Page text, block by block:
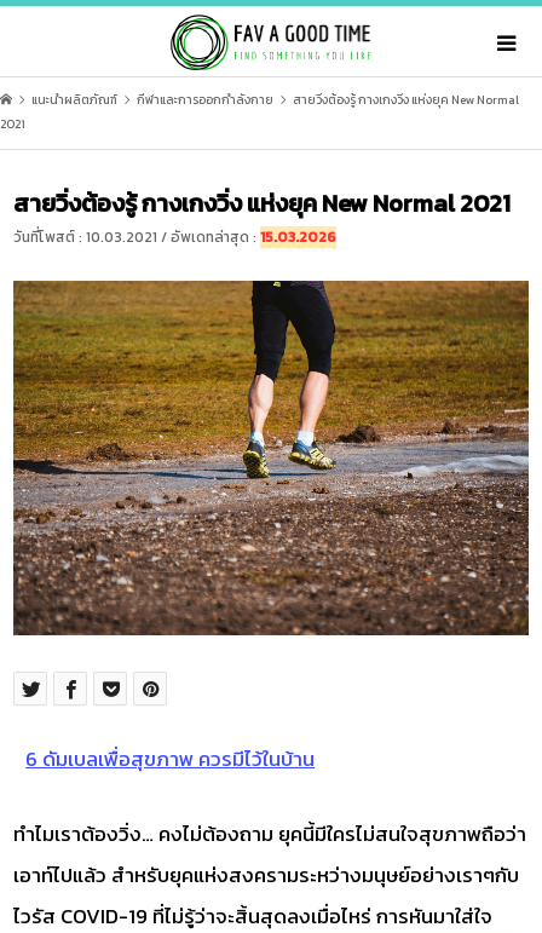
แนะนำผลิตภัณฑ์ กีฬาและการออกกำลังกาย
สายวิ่งต้องรู้ กางเกงวิ่ง แห่งยุค New Normal
2021
สายวิ่งต้องรู้ กางเกงวิ่ง แห่งยุค New Normal 2021
วันที่โพสต์ : 10.03.2021 / อัพเดทล่าสุด :15.03.2026
6 ดัมเบลเพื่อสุขภาพ ควรมีไว้ในบ้าน
ทำไมเราต้องวิ่ง… คงไม่ต้องถาม ยุคนี้มีใครไม่สนใจสุขภาพถือว่า
เอาท์ไปแล้ว สำหรับยุคแห่งสงครามระหว่างมนุษย์อย่างเราๆกับ
ไวรัส COVID-19 ที่ไม่รู้ว่าจะสิ้นสุดลงเมื่อไหร่ การหันมาใส่ใจ